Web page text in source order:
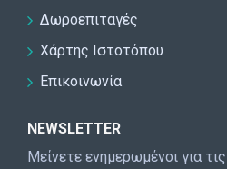
Δωροεπιταγές
Χάρτης Ιστοτόπου
Επικοινωνία
NEWSLETTER
Μείνετε ενημερωμένοι για